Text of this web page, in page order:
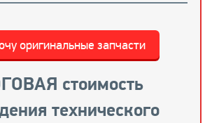
стоимость
технического
Хочу оригинальные запчасти